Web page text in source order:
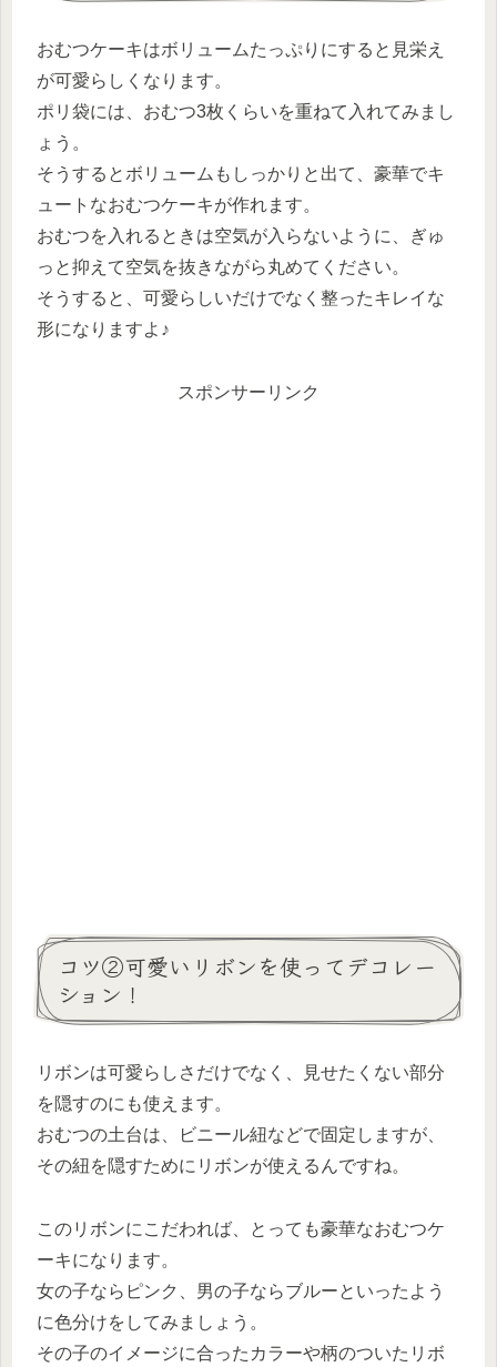
おむつケーキはボリュームたっぷりにすると見栄え
が可愛らしくなります。
ポリ袋には、おむつ3枚くらいを重ねて入れてみまし
ょう。
そうするとボリュームもしっかりと出て、豪華でキ
ュートなおむつケーキが作れます。
おむつを入れるときは空気が入らないように、ぎゅ
っと抑えて空気を抜きながら丸めてください。
そうすると、可愛らしいだけでなく整ったキレイな
形になりますよ♪
スポンサーリンク
コツ②可愛いリボンを使ってデコレー
ション！
リボンは可愛らしさだけでなく、見せたくない部分
を隠すのにも使えます。
おむつの土台は、ビニール紐などで固定しますが、
その紐を隠すためにリボンが使えるんですね。
このリボンにこだわれば、とっても豪華なおむつケ
ーキになります。
女の子ならピンク、男の子ならブルーといったよう
に色分けをしてみましょう。
その子のイメージに合ったカラーや柄のついたリボ